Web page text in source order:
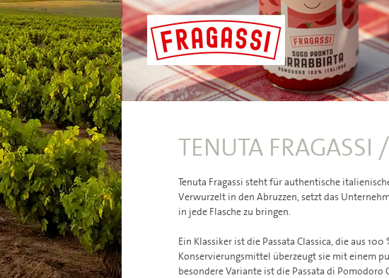
TENUTA FRAGASSI
Tenuta Fragassi steht für authentische
Verwurzelt in den Abruzzen, setzt das
in jede Flasche zu bringen.
Ein Klassiker ist die Passata Classica, die aus
Konservierungsmittel überzeugt sie mit einem
besondere Variante ist die Passata di